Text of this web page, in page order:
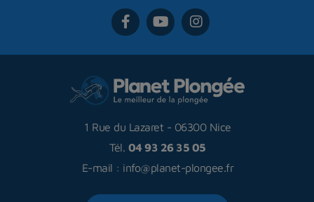
1 Rue du Lazaret - 06300 Nice
Tél. 04 93 26 35 05
E-mail : info@planet-plongee.fr